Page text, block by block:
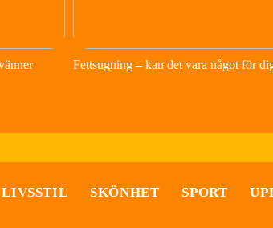
Fettsugning – kan det vara något för
LIVSSTIL SKÖNHET SPORT